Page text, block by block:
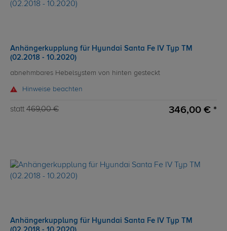
Anhängerkupplung für Hyundai Santa Fe IV Typ TM
(02.2018 - 10.2020)
abnehmbares Hebelsystem von hinten gesteckt
Hinweise beachten
statt 469,00 € 346,00 € *
Anhängerkupplung für Hyundai Santa Fe IV Typ TM